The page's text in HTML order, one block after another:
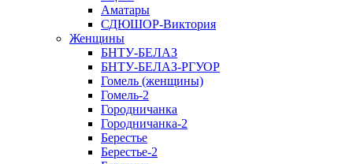
Аматары
СДЮШОР-Виктория
Женщины
БНТУ-БЕЛАЗ
БНТУ-БЕЛАЗ-РГУОР
Гомель (женщины)
Гомель-2
Городничанка
Городничанка-2
Берестье
Берестье-2